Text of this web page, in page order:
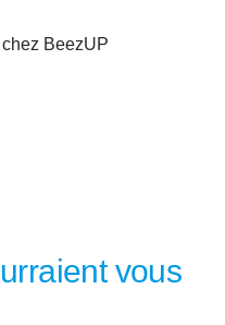
BeezUP
vous